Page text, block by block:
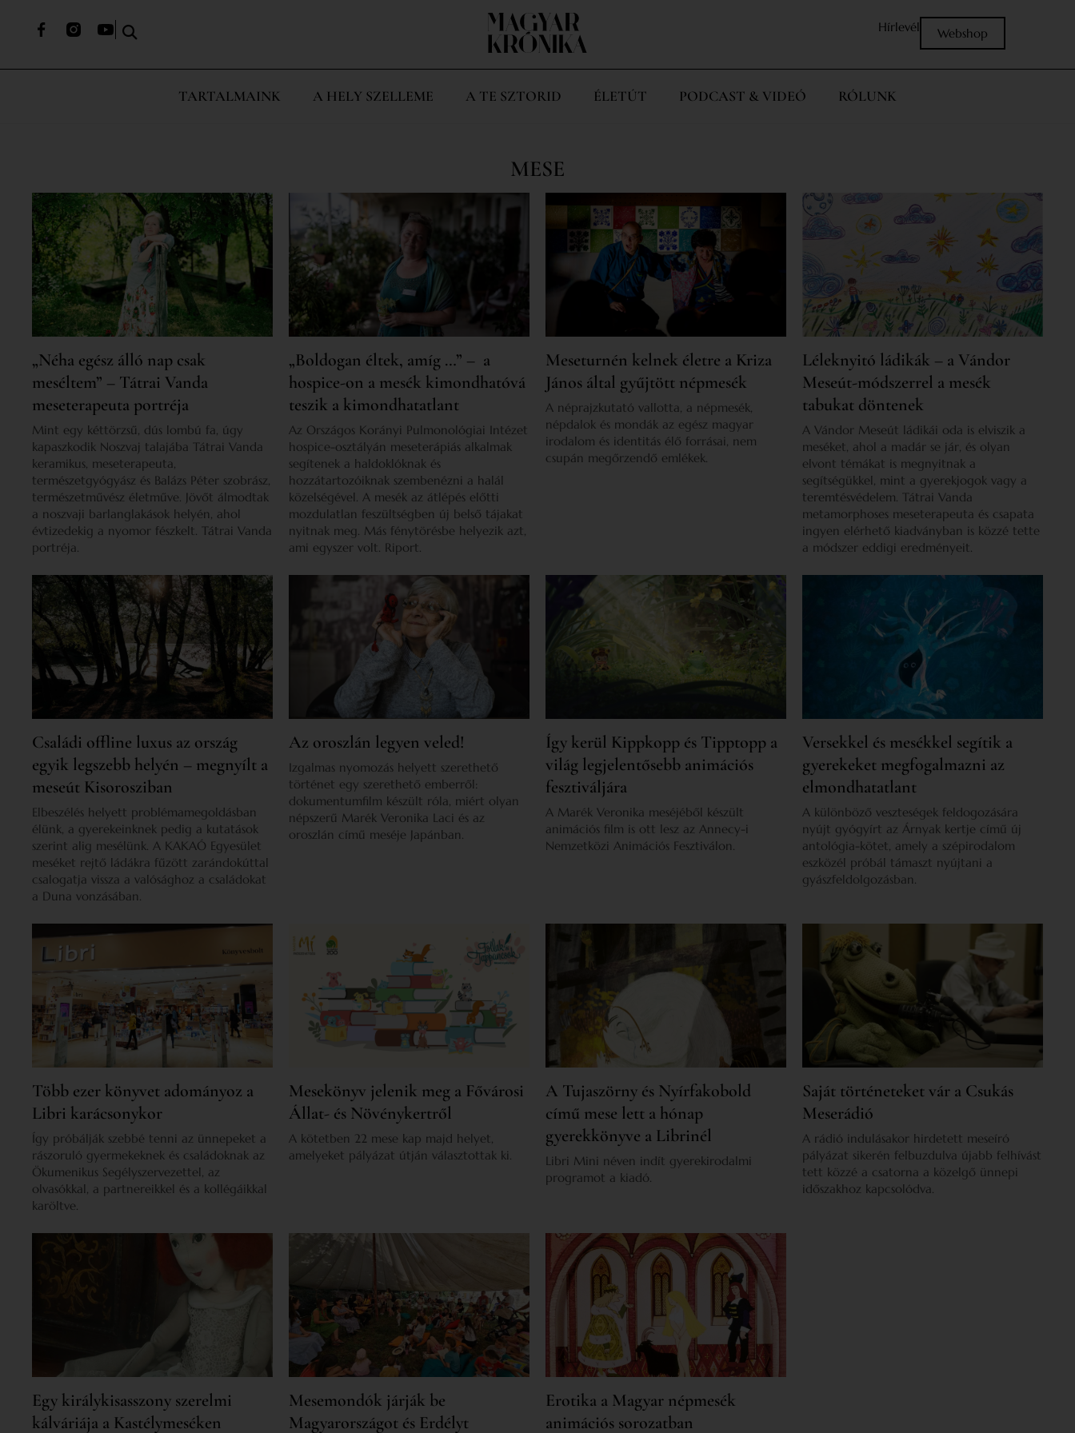
Hírlevél Webshop
TARTALMAINK A HELY SZELLEME A TE SZTORID ÉLETÚT PODCAST & VIDEÓ RÓLUNK
MESE
„Néha egész álló nap csak
meséltem” – Tátrai Vanda
meseterapeuta portréja
Mint egy kéttörzsű, dús lombú fa, úgy
kapaszkodik Noszvaj talajába Tátrai Vanda
keramikus, meseterapeuta,
természetgyógyász és Balázs Péter szobrász,
természetművész életműve. Jövőt álmodtak
a noszvaji barlanglakások helyén, ahol
évtizedekig a nyomor fészkelt. Tátrai Vanda
portréja.
„Boldogan éltek, amíg …” – a
hospice-on a mesék kimondhatóvá
teszik a kimondhatatlant
Az Országos Korányi Pulmonológiai Intézet
hospice-osztályán meseterápiás alkalmak
segítenek a haldoklóknak és
hozzátartozóiknak szembenézni a halál
közelségével. A mesék az átlépés előtti
mozdulatlan feszültségben új belső tájakat
nyitnak meg. Más fénytörésbe helyezik azt,
ami egyszer volt. Riport.
Meseturnén kelnek életre a Kriza
János által gyűjtött népmesék
A néprajzkutató vallotta, a népmesék,
népdalok és mondák az egész magyar
irodalom és identitás élő forrásai, nem
csupán megőrzendő emlékek.
Léleknyitó ládikák – a Vándor
Meseút-módszerrel a mesék
tabukat döntenek
A Vándor Meseút ládikái oda is elviszik a
meséket, ahol a madár se jár, és olyan
elvont témákat is megnyitnak a
segítségükkel, mint a gyerekjogok vagy a
teremtésvédelem. Tátrai Vanda
metamorphoses meseterapeuta és csapata
ingyen elérhető kiadványban is közzé tette
a módszer eddigi eredményeit.
Családi offline luxus az ország
egyik legszebb helyén – megnyílt a
meseút Kisorosziban
Elbeszélés helyett problémamegoldásban
élünk, a gyerekeinknek pedig a kutatások
szerint alig mesélünk. A KAKAÓ Egyesület
meséket rejtő ládákra fűzött zarándokúttal
csalogatja vissza a valósághoz a családokat
a Duna vonzásában.
Az oroszlán legyen veled!
Izgalmas nyomozás helyett szerethető
történet egy szerethető emberről:
dokumentumfilm készült róla, miért olyan
népszerű Marék Veronika Laci és az
oroszlán című meséje Japánban.
Így kerül Kippkopp és Tipptopp a
világ legjelentősebb animációs
fesztiváljára
A Marék Veronika meséjéből készült
animációs film is ott lesz az Annecy-i
Nemzetközi Animációs Fesztiválon.
Versekkel és mesékkel segítik a
gyerekeket megfogalmazni az
elmondhatatlant
A különböző veszteségek feldogozására
nyújt gyógyírt az Árnyak kertje című új
antológia-kötet, amely a szépirodalom
eszközél próbál támaszt nyújtani a
gyászfeldolgozásban.
Több ezer könyvet adományoz a
Libri karácsonykor
Így próbálják szebbé tenni az ünnepeket a
rászoruló gyermekeknek és családoknak az
Ökumenikus Segélyszervezettel, az
olvasókkal, a partnereikkel és a kollégáikkal
karöltve.
Mesekönyv jelenik meg a Fővárosi
Állat- és Növénykertről
A kötetben 22 mese kap majd helyet,
amelyeket pályázat útján választottak ki.
A Tujaszörny és Nyírfakobold
című mese lett a hónap
gyerekkönyve a Librinél
Libri Mini néven indít gyerekirodalmi
programot a kiadó.
Saját történeteket vár a Csukás
Meserádió
A rádió indulásakor hirdetett meseíró
pályázat sikerén felbuzdulva újabb felhívást
tett közzé a csatorna a közelgő ünnepi
időszakhoz kapcsolódva.
Egy királykisasszony szerelmi
kálváriája a Kastélymeséken
Mesemondók járják be
Magyarországot és Erdélyt
Erotika a Magyar népmesék
animációs sorozatban